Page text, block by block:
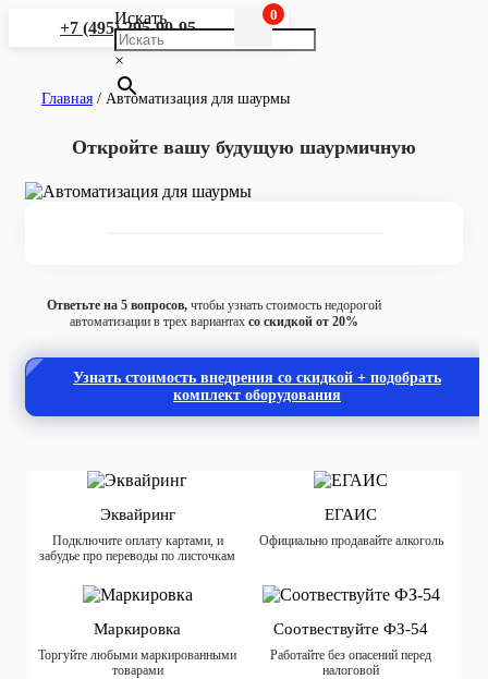
+7 (495) 295-90-95
Искать
×
0
Главная / Автоматизация для шаурмы
Откройте вашу будущую шаурмичную
Ответьте на 5 вопросов,чтобы узнать стоимость недорогой
автоматизации в трех вариантах со скидкой от 20%
Узнать стоимость внедрения со скидкой + подобрать
комплект оборудования
Эквайринг
Подключите оплату картами, и
забудье про переводы по листочкам
ЕГАИС
Официально продавайте алкоголь
Маркировка
Торгуйте любыми маркированными
товарами
Соотвествуйте ФЗ-54
Работайте без опасений перед
налоговой